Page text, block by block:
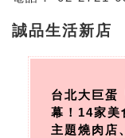
誠品生活新店
台北大巨
幕！14家美
主題燒肉店